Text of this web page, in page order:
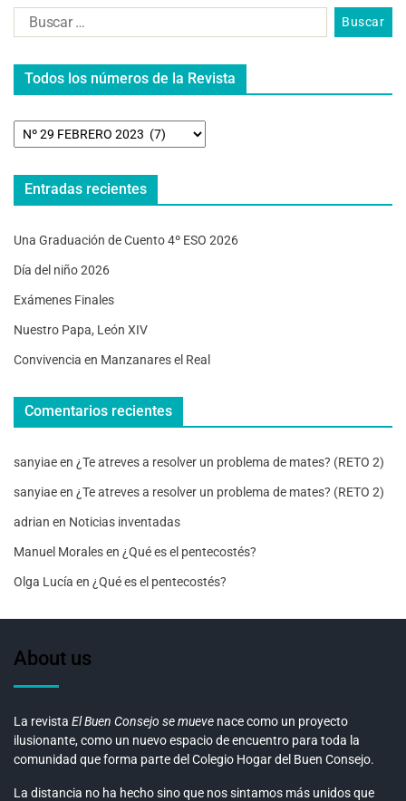
Todos los números de la Revista
Entradas recientes
Una Graduación de Cuento 4º ESO 2026
Día del niño 2026
Exámenes Finales
Nuestro Papa, León XIV
Convivencia en Manzanares el Real
Comentarios recientes
sanyiaeen ¿Te atreves a resolver un problema de mates? (RETO 2)
sanyiaeen ¿Te atreves a resolver un problema de mates? (RETO 2)
adrian en Noticias inventadas
Manuel Moralesen ¿Qué es el pentecostés?
Olga Lucía en ¿Qué es el pentecostés?
About us
La revista El Buen Consejo se mueve nace como un proyecto
ilusionante, como un nuevo espacio de encuentro para toda la
comunidad que forma parte del Colegio Hogar del Buen Consejo.
La distancia no ha hecho sino que nos sintamos más unidos que